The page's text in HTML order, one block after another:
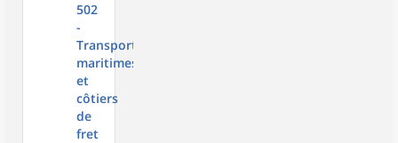
502
-
Transports
maritimes
et
côtiers
de
fret